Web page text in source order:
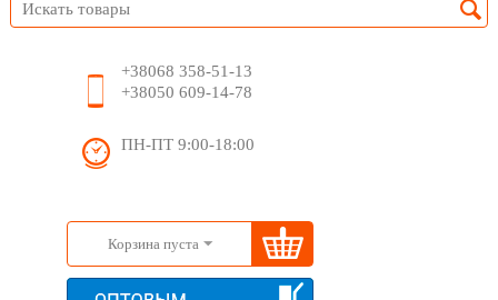
+38068 358-51-13
+38050 609-14-78
ПН-ПТ 9:00-18:00
Корзина пуста